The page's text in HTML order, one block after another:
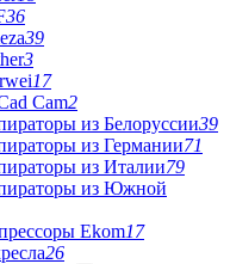
36
39
3
17
Cam2
из Белоруссии39
из Германии71
из Италии79
из Южной
Ekom17
26